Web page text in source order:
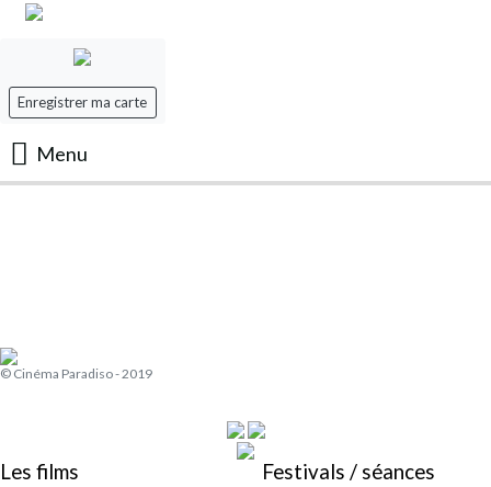
Enregistrer ma carte
Menu
© Cinéma Paradiso - 2019
Les films
Festivals / séances